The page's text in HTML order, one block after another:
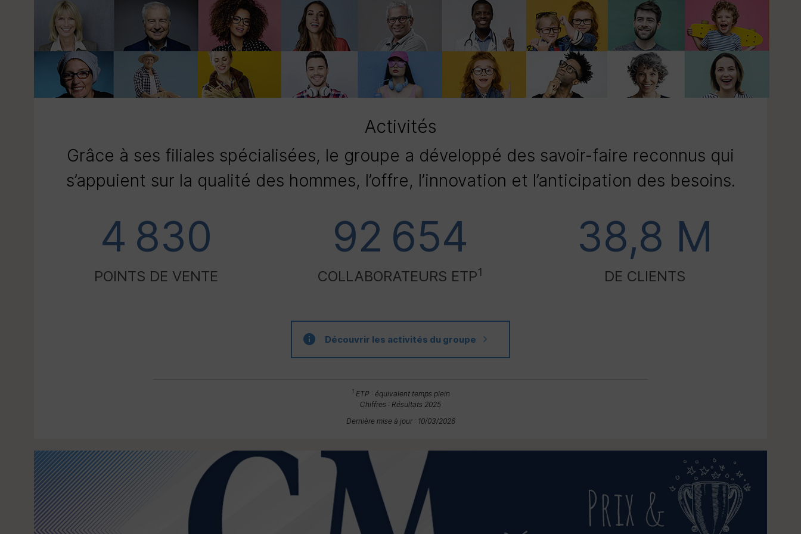
Activités
Grâce à ses filiales spécialisées, le groupe a développé des savoir-faire reconnus qui
s’appuient sur la qualité des hommes, l’offre, l’innovation et l’anticipation des besoins.
4 830
POINTS DE VENTE
92 654
COLLABORATEURS ETP1
38,8 M
DE CLIENTS
Découvrir les activités du groupe
1 ETP : équivalent temps plein
Chiffres : Résultats 2025
Dernière mise à jour : 10/03/2026